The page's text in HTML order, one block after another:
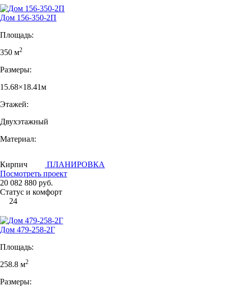
Дом 156-350-2П
Площадь:
350 м2
Размеры:
15.68×18.41м
Этажей:
Двухэтажный
Материал:
Кирпич
ПЛАНИРОВКА
Посмотреть проект
20 082 880 руб.
Статус и комфорт
24
Дом 479-258-2Г
Площадь:
258.8 м2
Размеры: